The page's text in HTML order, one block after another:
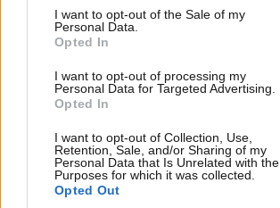
consent section.
I want to opt-out of the Sale of my
Personal Data.
Opted In
I want to opt-out of processing my
Personal Data for Targeted Advertising.
Opted In
I want to opt-out of Collection, Use,
Retention, Sale, and/or Sharing of my
Personal Data that Is Unrelated with the
Purposes for which it was collected.
Opted Out